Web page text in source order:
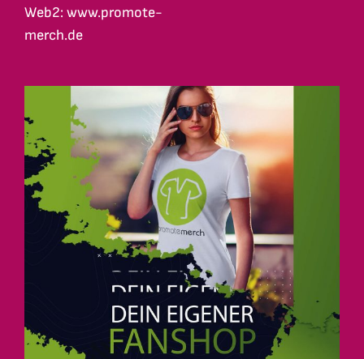
Web2: www.promote-
merch.de